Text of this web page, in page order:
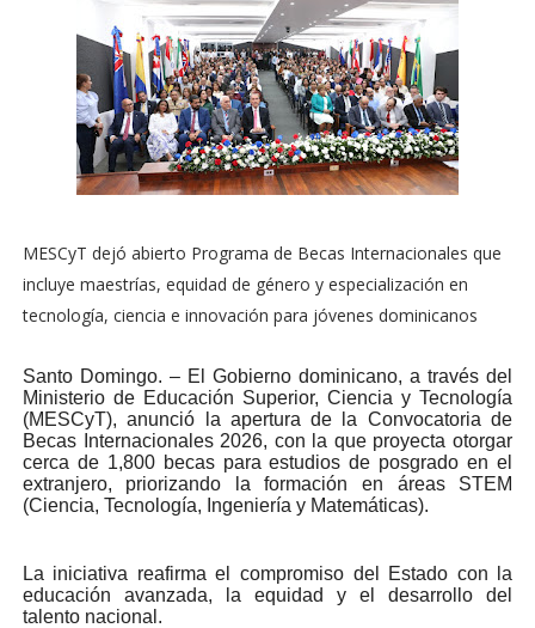
MESCyT dejó abierto Programa de Becas Internacionales que
incluye maestrías, equidad de género y especialización en
tecnología, ciencia e innovación para jóvenes dominicanos
Santo Domingo. – El Gobierno dominicano, a través del
Ministerio de Educación Superior, Ciencia y Tecnología
(MESCyT), anunció la apertura de la Convocatoria de
Becas Internacionales 2026, con la que proyecta otorgar
cerca de 1,800 becas para estudios de posgrado en el
extranjero, priorizando la formación en áreas STEM
(Ciencia, Tecnología, Ingeniería y Matemáticas).
La iniciativa reafirma el compromiso del Estado con la
educación avanzada, la equidad y el desarrollo del
talento nacional.